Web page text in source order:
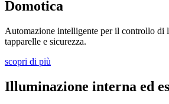
Domotica
Automazione intelligente per il controllo di
tapparelle e sicurezza.
scopri di più
Illuminazione interna ed